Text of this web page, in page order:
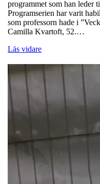
programmet som han leder
Programserien har varit
som professorn hade i
Camilla Kvartoft, 52.…
Läs vidare